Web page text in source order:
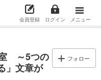
会員登録 ログイン メニュー
～5つの
」文章が
フォロー